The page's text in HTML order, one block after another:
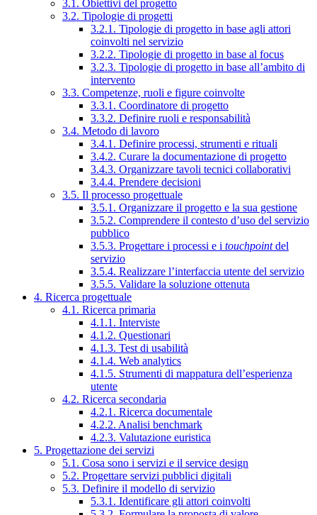
3.1. Obiettivi del progetto
3.2. Tipologie di progetti
3.2.1. Tipologie di progetto in base agli attori
coinvolti nel servizio
3.2.2. Tipologie di progetto in base al focus
3.2.3. Tipologie di progetto in base all’ambito di
intervento
3.3. Competenze, ruoli e figure coinvolte
3.3.1. Coordinatore di progetto
3.3.2. Definire ruoli e responsabilità
3.4. Metodo di lavoro
3.4.1. Definire processi, strumenti e rituali
3.4.2. Curare la documentazione di progetto
3.4.3. Organizzare tavoli tecnici collaborativi
3.4.4. Prendere decisioni
3.5. Il processo progettuale
3.5.1. Organizzare il progetto e la sua gestione
3.5.2. Comprendere il contesto d’uso del servizio
pubblico
3.5.3. Progettare i processi e i touchpointdel
servizio
3.5.4. Realizzare l’interfaccia utente del servizio
3.5.5. Validare la soluzione ottenuta
4. Ricerca progettuale
4.1. Ricerca primaria
4.1.1. Interviste
4.1.2. Questionari
4.1.3. Test di usabilità
4.1.4. Web analytics
4.1.5. Strumenti di mappatura dell’esperienza
utente
4.2. Ricerca secondaria
4.2.1. Ricerca documentale
4.2.2. Analisi benchmark
4.2.3. Valutazione euristica
5. Progettazione dei servizi
5.1. Cosa sono i servizi e il service design
5.2. Progettare servizi pubblici digitali
5.3. Definire il modello di servizio
5.3.1. Identificare gli attori coinvolti